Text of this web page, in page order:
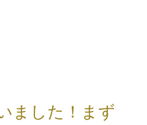
ました！まず